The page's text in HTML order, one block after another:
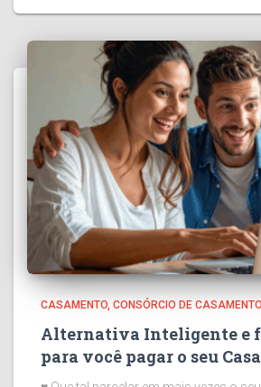
CASAMENTO CONSÓRCIO DE
Alternativa Inteligente e
para você pagar o seu